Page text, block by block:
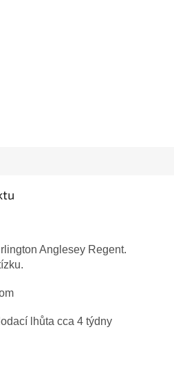
Anglesey Regent.
lhůta cca 4 týdny